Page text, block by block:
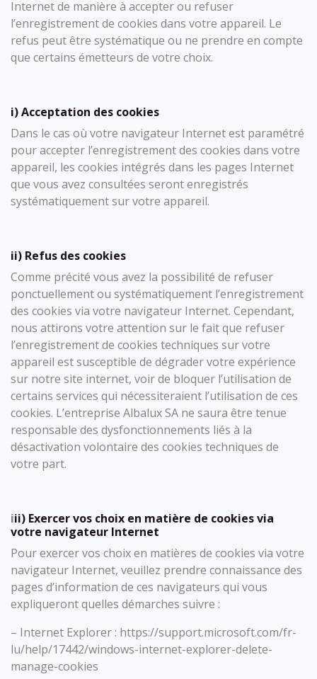
Internet de manière à accepter ou refuser
l’enregistrement de cookies dans votre appareil. Le
refus peut être systématique ou ne prendre en compte
que certains émetteurs de votre choix.
i) Acceptation des cookies
Dans le cas où votre navigateur Internet est paramétré
pour accepter l’enregistrement des cookies dans votre
appareil, les cookies intégrés dans les pages Internet
que vous avez consultées seront enregistrés
systématiquement sur votre appareil.
ii) Refus des cookies
Comme précité vous avez la possibilité de refuser
ponctuellement ou systématiquement l’enregistrement
des cookies via votre navigateur Internet. Cependant,
nous attirons votre attention sur le fait que refuser
l’enregistrement de cookies techniques sur votre
appareil est susceptible de dégrader votre expérience
sur notre site internet, voir de bloquer l’utilisation de
certains services qui nécessiteraient l’utilisation de ces
cookies. L’entreprise Albalux SA ne saura être tenue
responsable des dysfonctionnements liés à la
désactivation volontaire des cookies techniques de
votre part.
iii) Exercer vos choix en matière de cookies via
votre navigateur Internet
Pour exercer vos choix en matières de cookies via votre
navigateur Internet, veuillez prendre connaissance des
pages d’information de ces navigateurs qui vous
expliqueront quelles démarches suivre :
– Internet Explorer : https://support.microsoft.com/fr-
lu/help/17442/windows-internet-explorer-delete-
manage-cookies